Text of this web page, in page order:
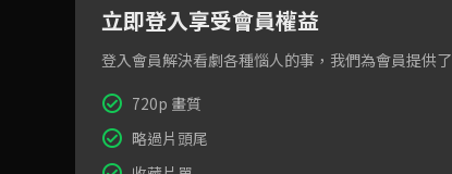
立即登入享受會員權益
登入會員解決看劇各種惱人的事，我們為會員提供了
720p 畫質
略過片頭尾